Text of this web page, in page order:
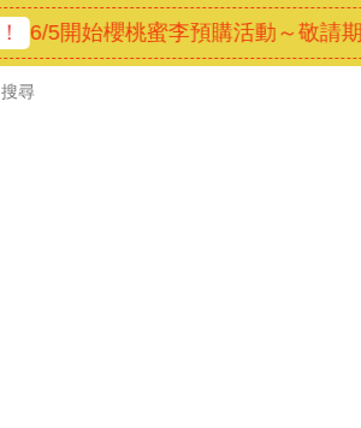
6/5開始櫻桃蜜李預購活動～敬請期待
搜尋